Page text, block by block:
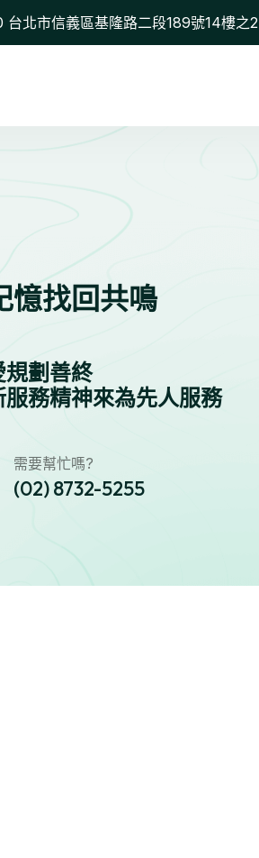
台北市信義區基隆路二段189號14樓之2
憶找回共鳴
劃善終
務精神來為先人服務
(02) 8732-5255
需要幫忙嗎?